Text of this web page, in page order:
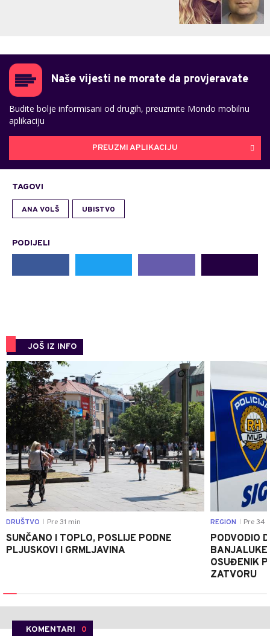
Naše vijesti ne morate da provjeravate
Budite bolje informisani od drugih, preuzmite Mondo mobilnu
aplikaciju
PREUZMI APLIKACIJU
TAGOVI
ANA VOLŠ UBISTVO
PODIJELI
JOŠ IZ INFO
0
DRUŠTVO Pre 31 min
SUNČANO I TOPLO, POSLIJE PODNE
PLJUSKOVI I GRMLJAVINA
REGION Pre 34
PODVODIO
BANJALUKE
OSUĐENIK
ZATVORU
KOMENTARI 0